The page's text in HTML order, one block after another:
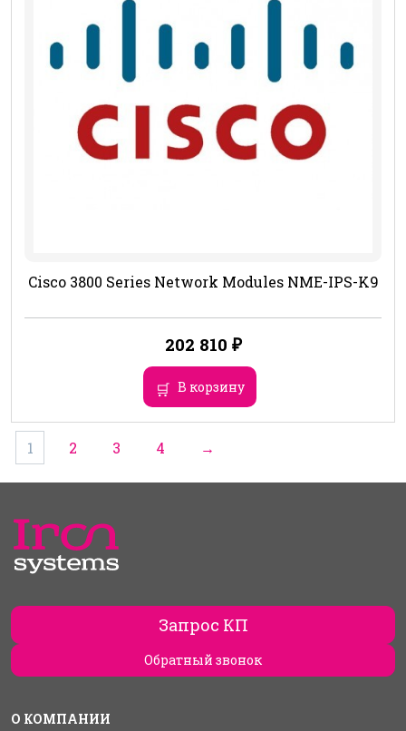
Cisco 3800 Series Network Modules NME-IPS-K9
202 810 ₽
В корзину
1 2 3 4 →
Запрос КП
Обратный звонок
О КОМПАНИИ